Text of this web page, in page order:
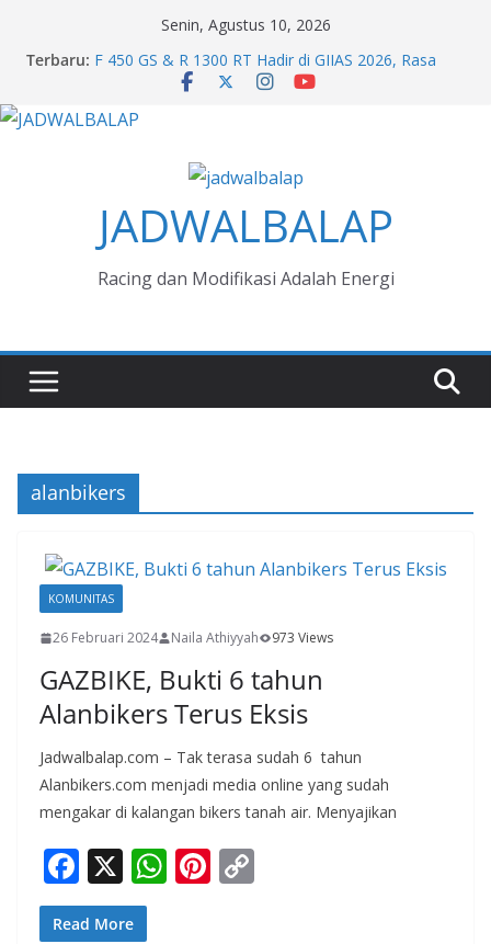
Senin, Agustus 10, 2026
Terbaru: F 450 GS & R 1300 RT Hadir di GIIAS 2026, Rasa
Premium dari BMW Motorrad
EX2 Retro Klasik
Melihat Evolusi Kultur Honda di GIIAS 2026
Next Generation Zero Down Time Dari Mitsubishi
Fuso Bikin Bisnis Aman Jaya
JADWALBALAP
Racing dan Modifikasi Adalah Energi
alanbikers
KOMUNITAS
26 Februari 2024 Naila Athiyyah 973 Views
GAZBIKE, Bukti 6 tahun
Alanbikers Terus Eksis
Jadwalbalap.com – Tak terasa sudah 6 tahun
Alanbikers.com menjadi media online yang sudah
mengakar di kalangan bikers tanah air. Menyajikan
F
ac
X W Pi
Read More